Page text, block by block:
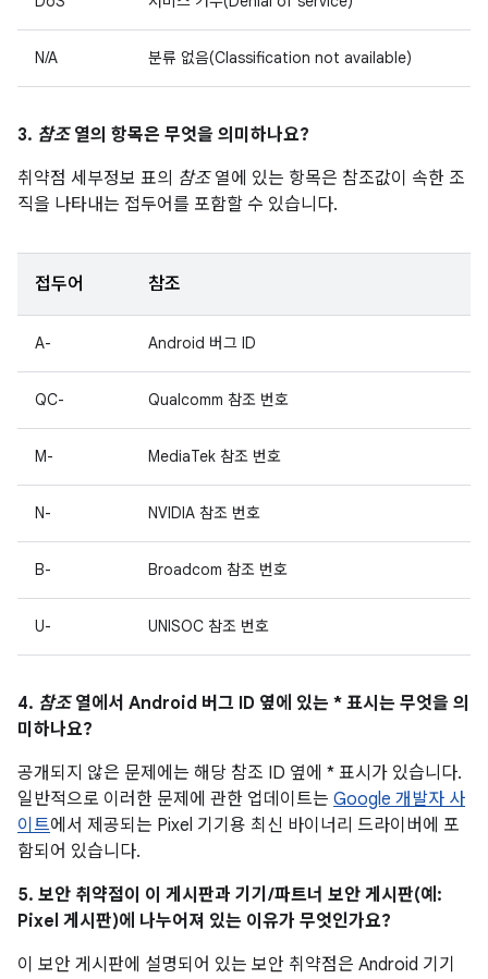
N/A 분류 없음(Classification not available)
3. 참조열의 항목은 무엇을 의미하나요?
취약점 세부정보 표의 참조열에 있는 항목은 참조값이 속한 조
직을 나타내는 접두어를 포함할 수 있습니다.
접두어 참조
A- Android 버그 ID
QC- Qualcomm 참조 번호
M- MediaTek 참조 번호
N- NVIDIA 참조 번호
B- Broadcom 참조 번호
U- UNISOC 참조 번호
4. 참조열에서 Android 버그 ID 옆에 있는 * 표시는 무엇을 의
미하나요?
공개되지 않은 문제에는 해당 참조 ID 옆에 * 표시가 있습니다.
일반적으로 이러한 문제에 관한 업데이트는 Google 개발자 사
이트에서 제공되는 Pixel 기기용 최신 바이너리 드라이버에 포
함되어 있습니다.
5. 보안 취약점이 이 게시판과 기기/파트너 보안 게시판(예:
Pixel 게시판)에 나누어져 있는 이유가 무엇인가요?
이 보안 게시판에 설명되어 있는 보안 취약점은 Android 기기